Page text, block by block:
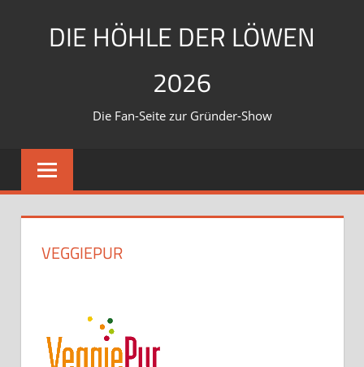
DIE HÖHLE DER LÖWEN
2026
Die Fan-Seite zur Gründer-Show
VEGGIEPUR